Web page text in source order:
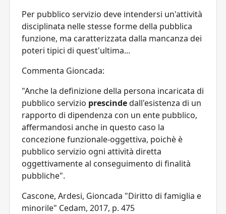
Per pubblico servizio deve intendersi un'attività
disciplinata nelle stesse forme della pubblica
funzione, ma caratterizzata dalla mancanza dei
poteri tipici di quest'ultima...
Commenta Gioncada:
"Anche la definizione della persona incaricata di
pubblico servizio prescindedall'esistenza di un
rapporto di dipendenza con un ente pubblico,
affermandosi anche in questo caso la
concezione funzionale-oggettiva, poichè è
pubblico servizio ogni attività diretta
oggettivamente al conseguimento di finalità
pubbliche".
Cascone, Ardesi, Gioncada "Diritto di famiglia e
minorile" Cedam, 2017, p. 475